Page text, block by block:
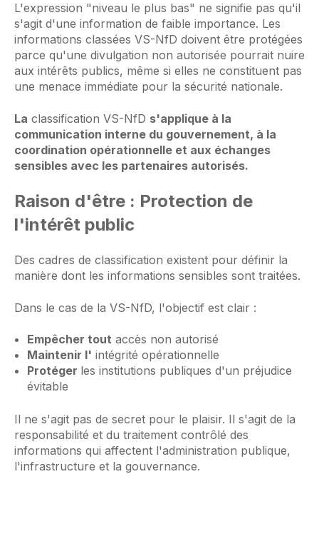
L'expression "niveau le plus bas" ne signifie pas qu'il
s'agit d'une information de faible importance. Les
informations classées VS-NfD doivent être protégées
parce qu'une divulgation non autorisée pourrait nuire
aux intérêts publics, même si elles ne constituent pas
une menace immédiate pour la sécurité nationale.
La classification VS-NfD s'applique à la
communication interne du gouvernement, à la
coordination opérationnelle et aux échanges
sensibles avec les partenaires autorisés.
Raison d'être : Protection de
l'intérêt public
Des cadres de classification existent pour définir la
manière dont les informations sensibles sont traitées.
Dans le cas de la VS-NfD, l'objectif est clair :
Empêcher tout accès non autorisé
Maintenir l' intégrité opérationnelle
Protéger les institutions publiques d'un préjudice
évitable
Il ne s'agit pas de secret pour le plaisir. Il s'agit de la
responsabilité et du traitement contrôlé des
informations qui affectent l'administration publique,
l'infrastructure et la gouvernance.